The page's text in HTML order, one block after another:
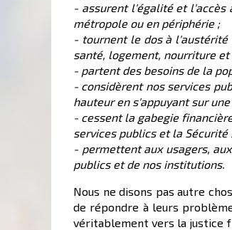
- assurent l'égalité et l'accès
métropole ou en périphérie ;
- tournent le dos à
santé, logement, nourriture
- partent des besoins de la
- considèrent nos services
hauteur en s'appuyant sur
- cessent la gabegie
services publics et la
- permettent aux usagers,
publics et de nos institutions.
Nous ne disons pas autre
de répondre à leurs
véritablement vers la justice